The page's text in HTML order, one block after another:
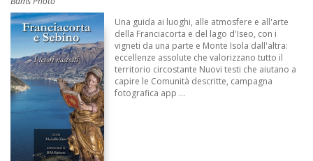
Una guida ai luoghi, alle atmosfere e all'arte
della Franciacorta e del lago d'Iseo, con i
vigneti da una parte e Monte Isola dall'altra:
eccellenze assolute che valorizzano tutto il
territorio circostante Nuovi testi che aiutano a
capire le Comunità descritte, campagna
fotografica app ...